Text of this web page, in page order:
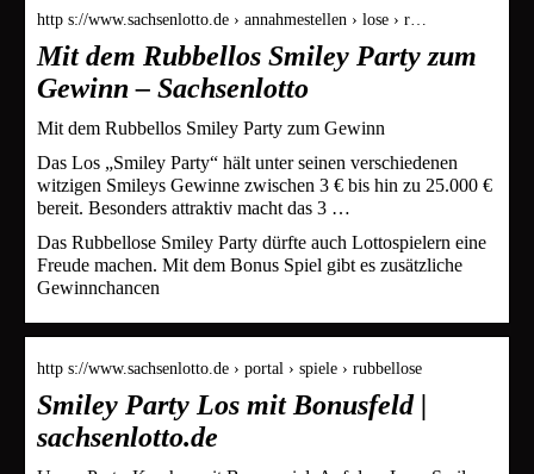
http s://www.sachsenlotto.de › annahmestellen › lose › r…
Mit dem Rubbellos Smiley Party zum
Gewinn – Sachsenlotto
Mit dem Rubbellos Smiley Party zum Gewinn
Das Los „Smiley Party“ hält unter seinen verschiedenen
witzigen Smileys Gewinne zwischen 3 € bis hin zu 25.000 €
bereit. Besonders attraktiv macht das 3 …
Das Rubbellose Smiley Party dürfte auch Lottospielern eine
Freude machen. Mit dem Bonus Spiel gibt es zusätzliche
Gewinnchancen
http s://www.sachsenlotto.de › portal › spiele › rubbellose
Smiley Party Los mit Bonusfeld |
sachsenlotto.de